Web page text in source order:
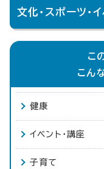
文化・スポーツ・
こ
こん
健康
イベント・講座
子育て